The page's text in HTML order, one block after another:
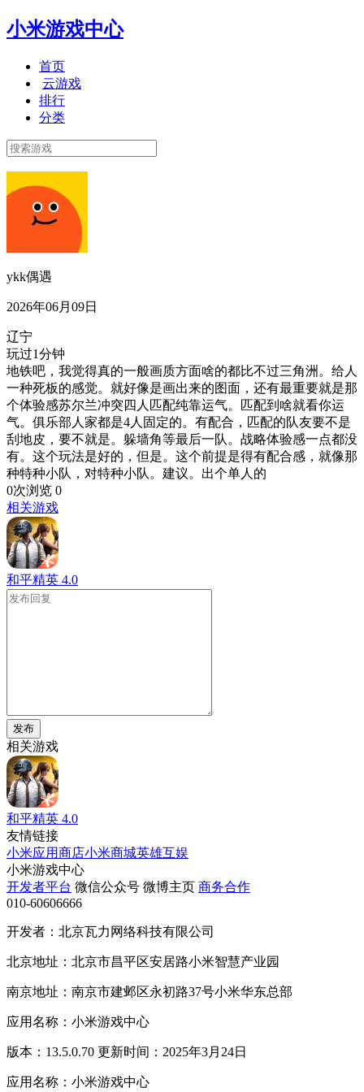
小米游戏中心
首页
云游戏
排行
分类
ykk偶遇
2026年06月09日
辽宁
玩过1分钟
地铁吧，我觉得真的一般画质方面啥的都比不过三角洲。给人
一种死板的感觉。就好像是画出来的图面，还有最重要就是那
个体验感苏尔兰冲突四人匹配纯靠运气。匹配到啥就看你运
气。俱乐部人家都是4人固定的。有配合，匹配的队友要不是
刮地皮，要不就是。躲墙角等最后一队。战略体验感一点都没
有。这个玩法是好的，但是。这个前提是得有配合感，就像那
种特种小队，对特种小队。建议。出个单人的
0次浏览 0
相关游戏
和平精英 4.0
发布
相关游戏
和平精英 4.0
友情链接
小米应用商店小米商城英雄互娱
小米游戏中心
开发者平台 微信公众号 微博主页 商务合作
010-60606666
开发者：北京瓦力网络科技有限公司
北京地址：北京市昌平区安居路小米智慧产业园
南京地址：南京市建邺区永初路37号小米华东总部
应用名称：小米游戏中心
版本：13.5.0.70 更新时间：2025年3月24日
应用名称：小米游戏中心